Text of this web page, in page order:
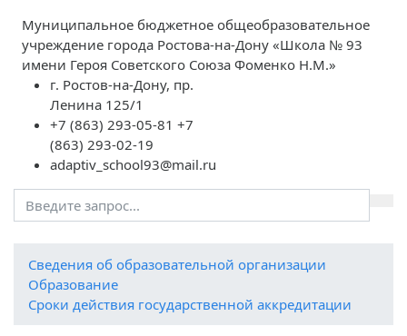
Муниципальное бюджетное общеобразовательное
учреждение города Ростова-на-Дону «Школа № 93
имени Героя Советского Союза Фоменко Н.М.»
г. Ростов-на-Дону, пр.
Ленина 125/1
+7 (863) 293-05-81 +7
(863) 293-02-19
adaptiv_school93@mail.ru
Cведения об образовательной организации
Образование
Сроки действия государственной аккредитации